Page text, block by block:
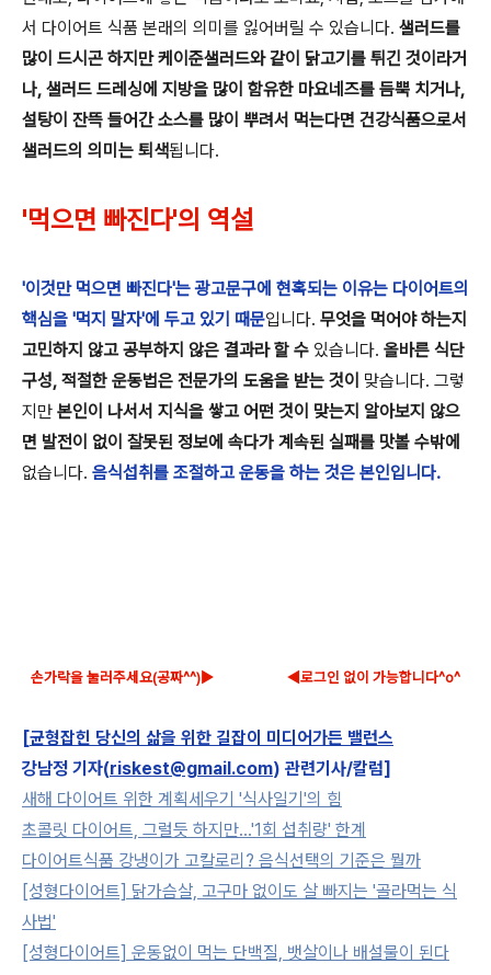
서 다이어트 식품 본래의 의미를 잃어버릴 수 있습니다. 샐러드를
많이 드시곤 하지만 케이준샐러드와 같이 닭고기를 튀긴 것이라거
나, 샐러드 드레싱에 지방을 많이 함유한 마요네즈를 듬뿍 치거나,
설탕이 잔뜩 들어간 소스를 많이 뿌려서 먹는다면 건강식품으로서
샐러드의 의미는 퇴색됩니다.
'먹으면 빠진다'의 역설
'이것만 먹으면 빠진다'는 광고문구에 현혹되는 이유는 다이어트의
핵심을 '먹지 말자'에 두고 있기 때문입니다. 무엇을 먹어야 하는지
고민하지 않고 공부하지 않은 결과라 할 수 있습니다. 올바른 식단
구성, 적절한 운동법은 전문가의 도움을 받는 것이 맞습니다. 그렇
지만 본인이 나서서 지식을 쌓고 어떤 것이 맞는지 알아보지 않으
면 발전이 없이 잘못된 정보에 속다가 계속된 실패를 맛볼 수밖에
없습니다. 음식섭취를 조절하고 운동을 하는 것은 본인입니다.
손가락을 눌러주세요(공짜^^)▶ ◀로그인 없이 가능합니다^o^
[균형잡힌 당신의 삶을 위한 길잡이 미디어가든 밸런스
강남정 기자(riskest@gmail.com) 관련기사/칼럼]
새해 다이어트 위한 계획세우기 '식사일기'의 힘
초콜릿 다이어트, 그럴듯 하지만...'1회 섭취량' 한계
다이어트식품 강냉이가 고칼로리? 음식선택의 기준은 뭘까
[성형다이어트] 닭가슴살, 고구마 없이도 살 빠지는 '골라먹는 식
사법'
[성형다이어트] 운동없이 먹는 단백질, 뱃살이나 배설물이 된다